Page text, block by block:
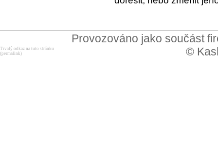
Provozováno jako součást
©
Trvalý odkaz na tuto stránku
(permalink)